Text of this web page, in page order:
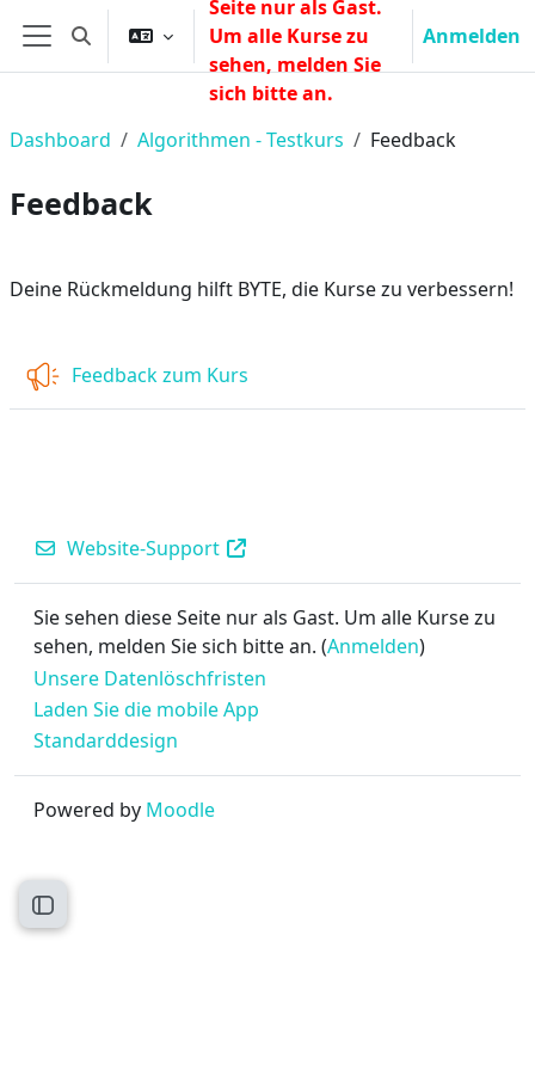
Zum Hauptinhalt
Website-Übersicht
Sucheingabe umschalten
Seite nur als Gast.
Um alle Kurse zu
sehen, melden Sie
sich bitte an.
Anmelden
Kursindex öffnen
Dashboard Algorithmen - Testkurs Feedback
Feedback
Abschnittsübersicht
Deine Rückmeldung hilft BYTE, die Kurse zu verbessern!
Feedback zum Kurs
Website-Support
Sie sehen diese Seite nur als Gast. Um alle Kurse zu
sehen, melden Sie sich bitte an. (Anmelden)
Unsere Datenlöschfristen
Laden Sie die mobile App
Standarddesign
Powered by Moodle